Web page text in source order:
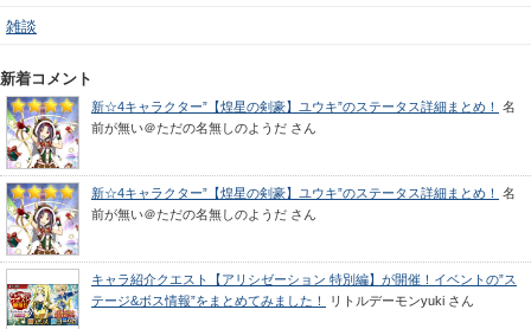
雑談
新着コメント
新☆4キャラクター”【煌星の剣豪】ユウキ”のステータス詳細まとめ！
名
前が無い＠ただの名無しのようだ さん
新☆4キャラクター”【煌星の剣豪】ユウキ”のステータス詳細まとめ！
名
前が無い＠ただの名無しのようだ さん
キャラ紹介クエスト【アリシゼーション 特別編】が開催！イベントの”ス
テージ&ボス情報”をまとめてみました！
リトルデーモンyuki さん